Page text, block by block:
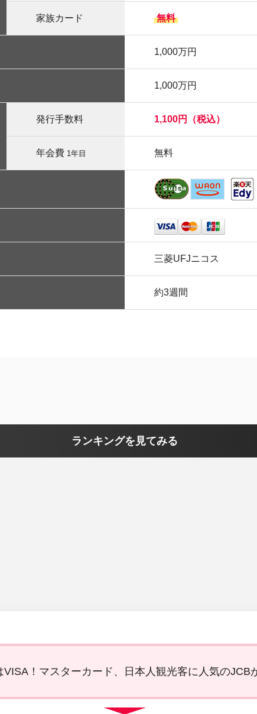
家族カード 無料
1,000万円
1,000万円
発行手数料 1,100円（税込）
年会費 1年目 無料
三菱UFJニコス
約3週間
ランキングを見てみる
VISA！マスターカード、日本人観光客に人気のJCB